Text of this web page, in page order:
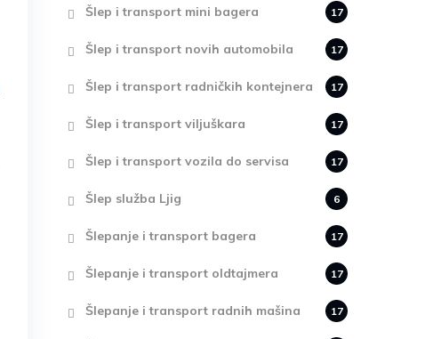
Šlep i transport mini bagera 17
Šlep i transport novih automobila 17
Šlep i transport radničkih kontejnera 17
Šlep i transport viljuškara 17
Šlep i transport vozila do servisa 17
Šlep služba Ljig 6
Šlepanje i transport bagera 17
Šlepanje i transport oldtajmera 17
Šlepanje i transport radnih mašina 17